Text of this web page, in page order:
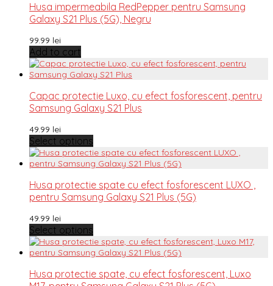
Husa impermeabila RedPepper pentru Samsung
Galaxy S21 Plus (5G), Negru
99.99 lei
Add to cart
Capac protectie Luxo, cu efect fosforescent, pentru
Samsung Galaxy S21 Plus
49.99 lei
Select options
Husa protectie spate cu efect fosforescent LUXO ,
pentru Samsung Galaxy S21 Plus (5G)
49.99 lei
Select options
Husa protectie spate, cu efect fosforescent, Luxo